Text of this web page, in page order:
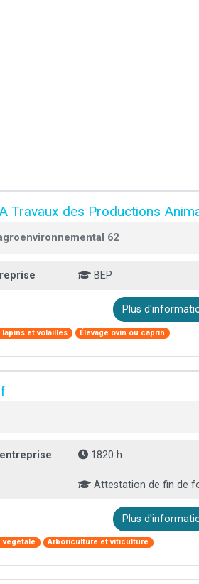
Travaux des Productions
62
BEP
Plus
lapins et volailles Élevage ovin ou caprin
entreprise 1820 h
Attestation de fin de
Plus
Arboriculture et viticulture